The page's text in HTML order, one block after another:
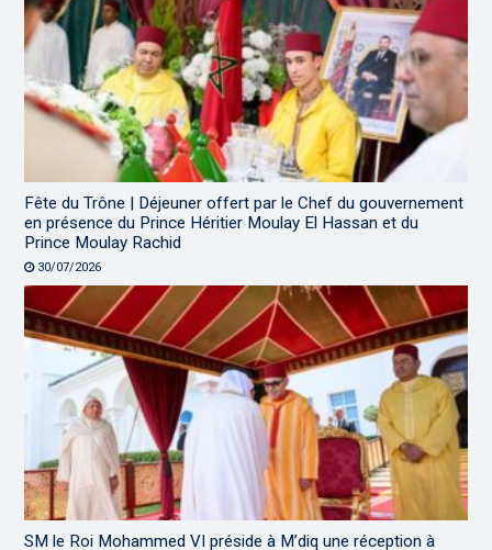
Fête du Trône | Déjeuner offert par le Chef du gouvernement
en présence du Prince Héritier Moulay El Hassan et du
Prince Moulay Rachid
30/07/2026
SM le Roi Mohammed VI préside à M’diq une réception à